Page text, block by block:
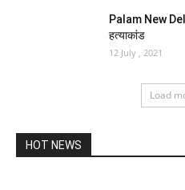
Palam New
हत्याकांड
12 July , 2021
Load
HOT NEWS